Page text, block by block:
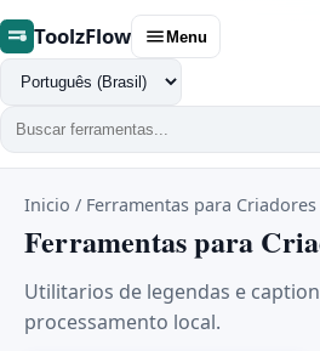
ToolzFlow Menu
Trocar
idioma
Inicio / Ferramentas para Criadores
Ferramentas para
Utilitarios de legendas e
processamento local.